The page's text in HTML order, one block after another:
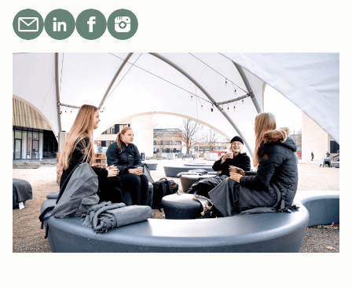
tools
stories
om os
en dk 0